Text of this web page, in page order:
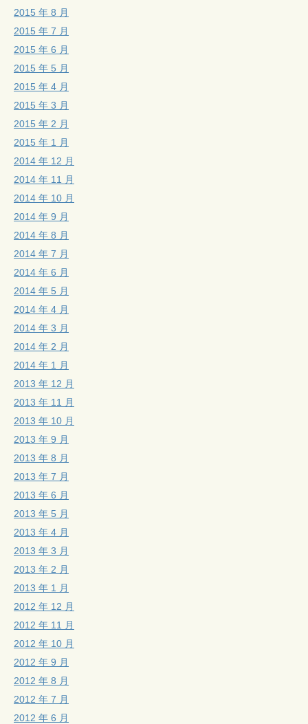
2015 年 8 月
2015 年 7 月
2015 年 6 月
2015 年 5 月
2015 年 4 月
2015 年 3 月
2015 年 2 月
2015 年 1 月
2014 年 12 月
2014 年 11 月
2014 年 10 月
2014 年 9 月
2014 年 8 月
2014 年 7 月
2014 年 6 月
2014 年 5 月
2014 年 4 月
2014 年 3 月
2014 年 2 月
2014 年 1 月
2013 年 12 月
2013 年 11 月
2013 年 10 月
2013 年 9 月
2013 年 8 月
2013 年 7 月
2013 年 6 月
2013 年 5 月
2013 年 4 月
2013 年 3 月
2013 年 2 月
2013 年 1 月
2012 年 12 月
2012 年 11 月
2012 年 10 月
2012 年 9 月
2012 年 8 月
2012 年 7 月
2012 年 6 月